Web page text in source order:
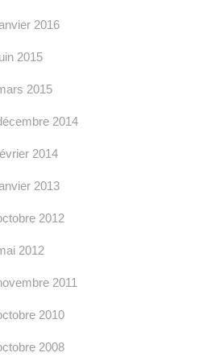
2016
2015
2015
2014
2014
2013
2012
2012
2011
2010
2008